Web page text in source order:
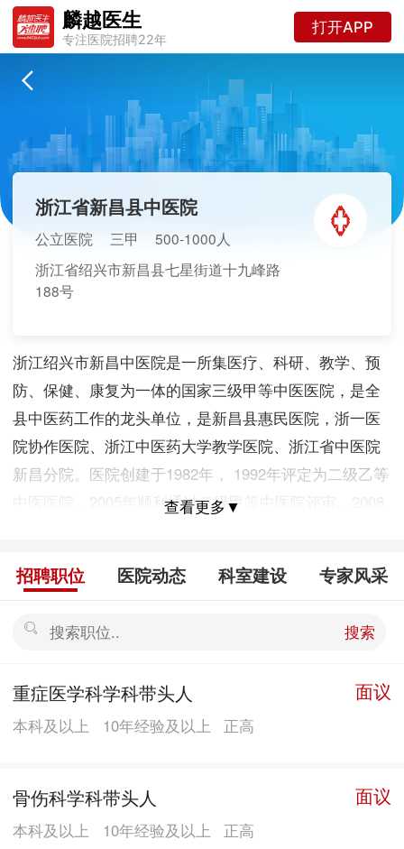
麟越医生
专注医院招聘22年
打开APP
浙江省新昌县中医院
公立医院 三甲
500-1000人
浙江省绍兴市新昌县七星街道十九峰路
188号
浙江绍兴市新昌中医院是一所集医疗、科研、教学、预
防、保健、康复为一体的国家三级甲等中医医院，是全
县中医药工作的龙头单位，是新昌县惠民医院，浙一医
院协作医院、浙江中医药大学教学医院、浙江省中医院
新昌分院。医院创建于1982年， 1992年评定为二级乙等
中医医院，2005年顺利通过二级甲等中医院评审。2008
自然意境，搬迁新址为医院发展插上了腾飞的翅膀。 目
450张。设有内科、外科、骨伤科、妇产科、小儿科、重
科室。拥有设施先进的重症监护病房和层流净化手术
室。添置了德国进口西门子核磁共振、进口16排螺旋
麻醉机等高端医疗设备。 医院秉承“以人为本、服务社
会”的服务宗旨，发扬“团结、仁爱、务实、求精”的医院
查看更多▼
招聘职位 医院动态 科室建设 专家风采
搜索
重症医学科学科带头人 面议
本科及以上 10年经验及以上 正高
骨伤科学科带头人 面议
本科及以上 10年经验及以上 正高